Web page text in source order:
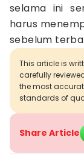
selama ini
harus
sebelum
This article is
carefully
the most
standards of
Share Article